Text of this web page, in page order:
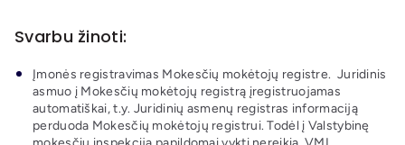
Svarbu žinoti:
Įmonės registravimas Mokesčių mokėtojų registre. Juridinis
asmuo į Mokesčių mokėtojų registrą įregistruojamas
automatiškai, t.y. Juridinių asmenų registras informaciją
perduoda Mokesčių mokėtojų registrui. Todėl į Valstybinę